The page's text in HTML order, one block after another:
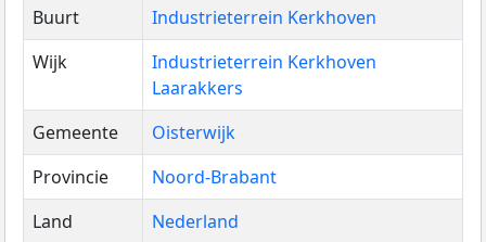
Buurt
Industrieterrein Kerkhoven
Wijk
Industrieterrein Kerkhoven
Laarakkers
Gemeente
Oisterwijk
Provincie
Noord-Brabant
Land
Nederland